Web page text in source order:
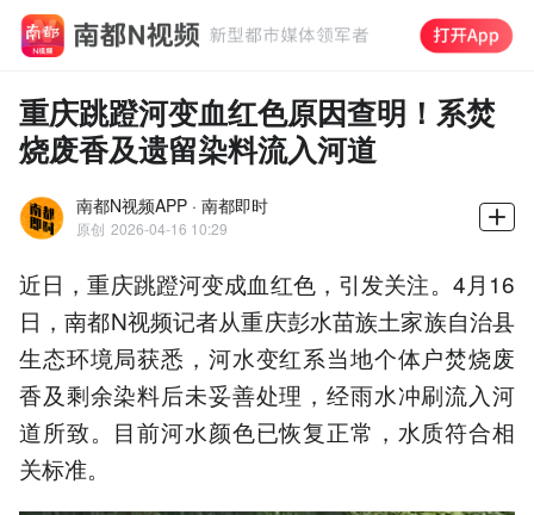
重庆跳蹬河变血红色原因查明！系焚
烧废香及遗留染料流入河道
南都N视频APP · 南都即时
原创 2026-04-16 10:29
近日，重庆跳蹬河变成血红色，引发关注。4月16
日，南都N视频记者从重庆彭水苗族土家族自治县
生态环境局获悉，河水变红系当地个体户焚烧废
香及剩余染料后未妥善处理，经雨水冲刷流入河
道所致。目前河水颜色已恢复正常，水质符合相
关标准。